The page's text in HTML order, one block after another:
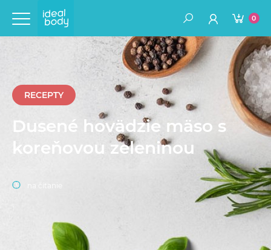
0
RECEPTY
Dusené hovädzie mäso s
koreňovou zeleninou
na čítanie